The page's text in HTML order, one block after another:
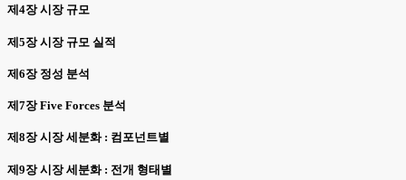
제4장 시장 규모
제5장 시장 규모 실적
제6장 정성 분석
제7장 Five Forces 분석
제8장 시장 세분화 : 컴포넌트별
제9장 시장 세분화 : 전개 형태별